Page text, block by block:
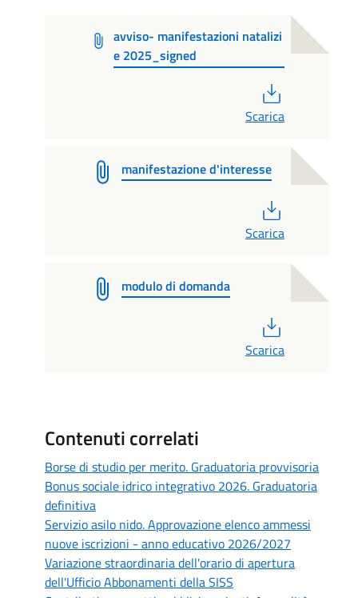
avviso- manifestazioni natalizi
e 2025_signed
Scarica
manifestazione d'interesse
Scarica
modulo di domanda
Scarica
Contenuti correlati
Borse di studio per merito. Graduatoria provvisoria
Bonus sociale idrico integrativo 2026. Graduatoria
definitiva
Servizio asilo nido. Approvazione elenco ammessi
nuove iscrizioni - anno educativo 2026/2027
Variazione straordinaria dell'orario di apertura
dell'Ufficio Abbonamenti della SISS